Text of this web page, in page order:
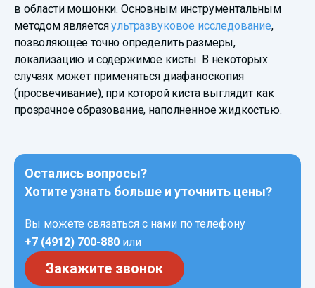
в области мошонки. Основным инструментальным
методом являетсяультразвуковое исследование,
позволяющее точно определить размеры,
локализацию и содержимое кисты. В некоторых
случаях может применяться диафаноскопия
(просвечивание), при которой киста выглядит как
прозрачное образование, наполненное жидкостью.
Остались вопросы?
Хотите узнать больше и уточнить цены?
Вы можете связаться с нами по телефону
+7 (4912) 700-880 или
Закажите звонок